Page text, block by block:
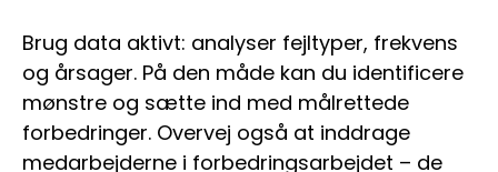
Brug data aktivt: analyser fejltyper, frekvens
og årsager. På den måde kan du identificere
mønstre og sætte ind med målrettede
forbedringer. Overvej også at inddrage
medarbejderne i forbedringsarbejdet – de